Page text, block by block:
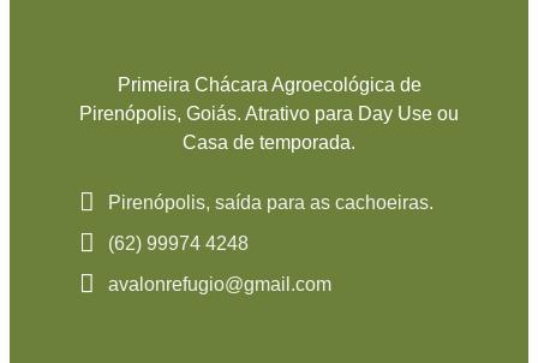
Primeira Chácara Agroecológica de
Pirenópolis, Goiás. Atrativo para Day Use ou
Casa de temporada.
Pirenópolis, saída para as cachoeiras.
(62) 99974 4248
avalonrefugio@gmail.com